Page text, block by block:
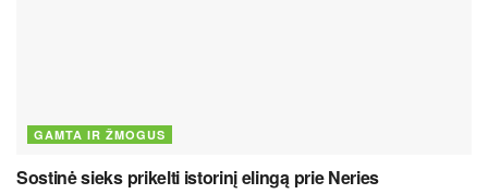
GAMTA IR ŽMOGUS
Sostinė sieks prikelti istorinį elingą prie Neries